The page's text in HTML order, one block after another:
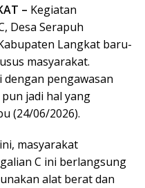
– Kegiatan
Desa Serapuh
Langkat baru-
masyarakat.
pengawasan
jadi hal yang
(24/06/2026).
masyarakat
C ini berlangsung
alat berat dan